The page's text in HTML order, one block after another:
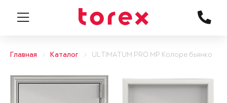
Главная Каталог ULTIMATUM PRO MP Колоре бьянко